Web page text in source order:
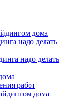
дома
надо делать
надо делать
работ
дома